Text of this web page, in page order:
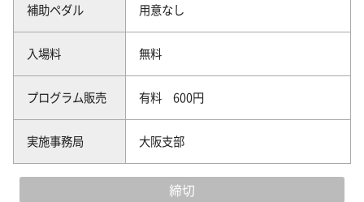
補助ペダル 用意なし
入場料 無料
プログラム販売 有料 600円
実施事務局 大阪支部
締切